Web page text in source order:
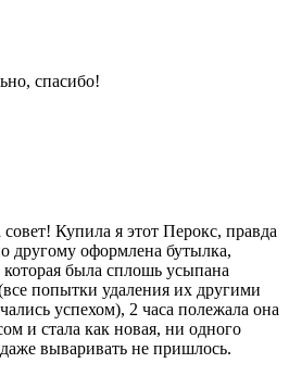
спасибо!
Купила я этот Перокс, правда
другому оформлена бутылка,
которая была сплошь усыпана
попытки удаления их другими
успехом), 2 часа полежала она
и стала как новая, ни одного
вываривать не пришлось.